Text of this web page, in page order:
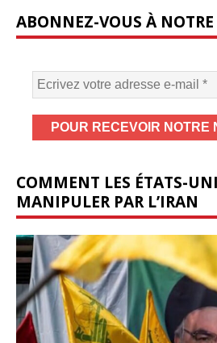
ABONNEZ-VOUS À NOTRE
COMMENT LES ÉTATS-
MANIPULER PAR L’IRAN